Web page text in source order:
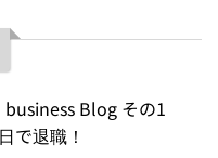
Blog その1
で退職！